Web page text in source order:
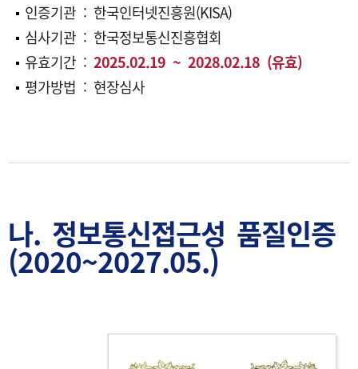
인증기관 : 한국인터넷진흥원(KISA)
심사기관 : 한국정보통신진흥협회
유효기간 : 2025.02.19 ~ 2028.02.18 (유효)
평가방법 : 현장심사
나. 정보통신접근성 품질인증
(2020~2027.05.)